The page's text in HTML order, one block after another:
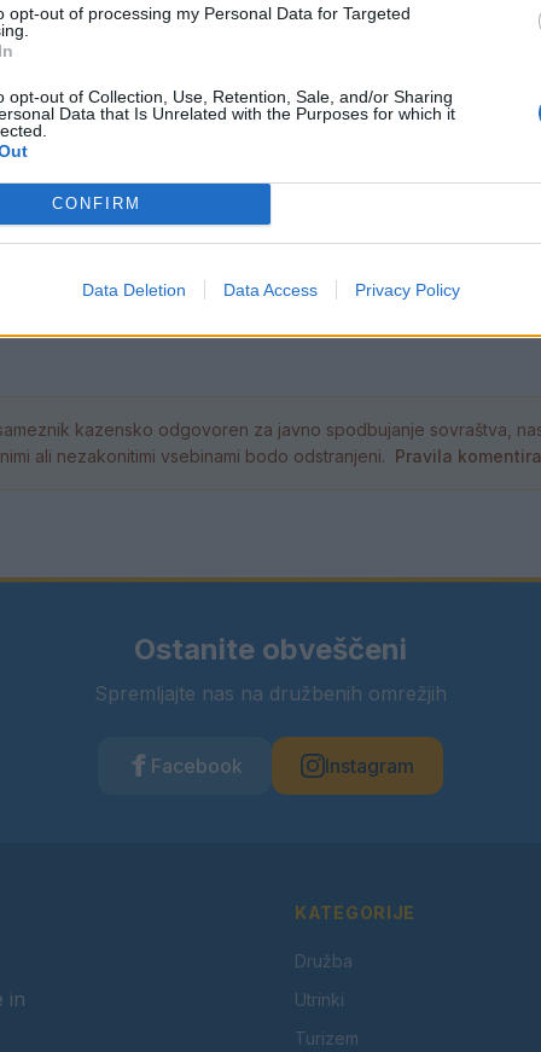
opt-out of processing my Personal Data for Targeted
opt-out of Collection, Use, Retention, Sale, and/or Sharing
Data that Is Unrelated with the Purposes for which it
CONFIRM
Data Deletion Data Access Privacy Policy
smo včeraj zasegli vozila. Na območju
postaje Ravne na Koroškem pa traktor.
kazensko odgovoren za javno spodbujanje sovraštva,
ali nezakonitimi vsebinami bodo odstranjeni.
Pravila
Ostanite obveščeni
Spremljajte nas na družbenih omrežjih
Facebook Instagram
in
KATEGORIJE
Družba
Utrinki
Turizem